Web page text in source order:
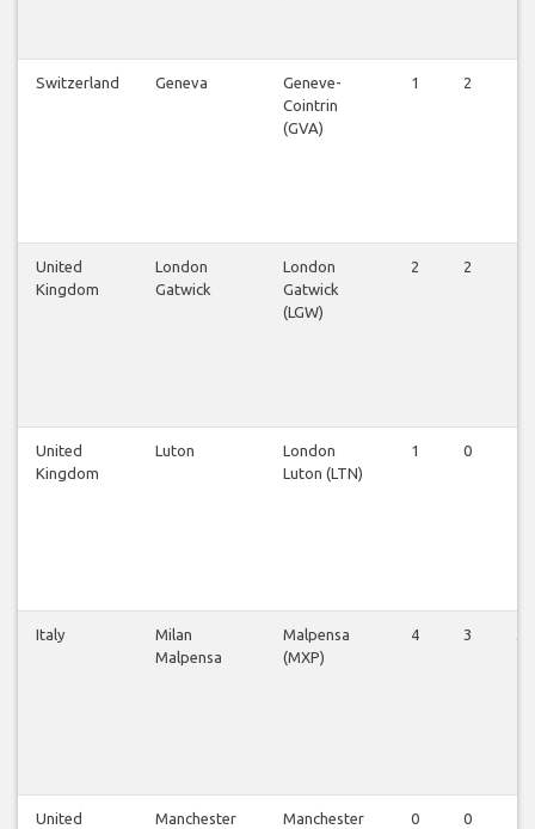
Switzerland Geneva
Geneve-
Cointrin
(GVA)
1 2
United
Kingdom
London
Gatwick
London
Gatwick
(LGW)
2 2
United
Kingdom
Luton
London
Luton (LTN)
1 0
Italy
Milan
Malpensa
Malpensa
(MXP)
4 3
United
Manchester
Manchester
0 0